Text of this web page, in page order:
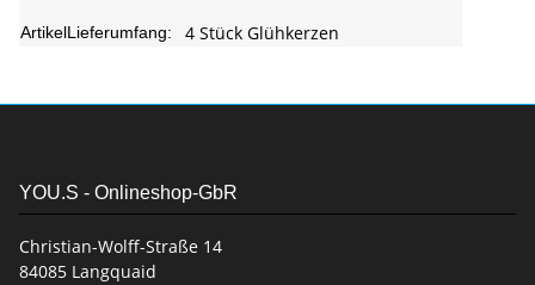
ArtikelLieferumfang: 4 Stück Glühkerzen
YOU.S - Onlineshop-GbR
Christian-Wolff-Straße 14
84085 Langquaid